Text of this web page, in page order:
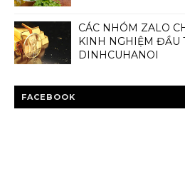
CÁC NHÓM ZALO
KINH NGHIỆM ĐẦU
DINHCUHANOI
FACEBOOK